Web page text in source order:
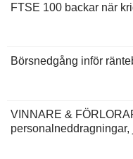
FTSE 100 backar när
Börsnedgång inför
VINNARE &